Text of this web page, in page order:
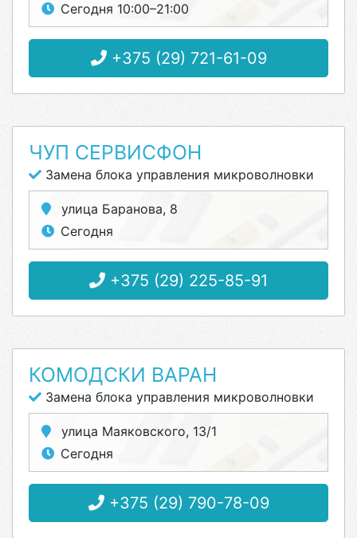
Сегодня 10:00–21:00
+375 (29) 721-61-09
ЧУП СЕРВИСФОН
Замена блока управления микроволновки
улица Баранова, 8
Сегодня
+375 (29) 225-85-91
КОМОДСКИ ВАРАН
Замена блока управления микроволновки
улица Маяковского, 13/1
Сегодня
+375 (29) 790-78-09